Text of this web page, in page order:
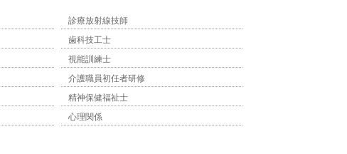
診療放射線技師
歯科技工士
視能訓練士
介護職員初任者研修
精神保健福祉士
心理関係